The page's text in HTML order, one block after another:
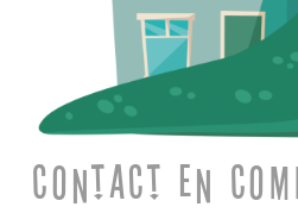
Contact en